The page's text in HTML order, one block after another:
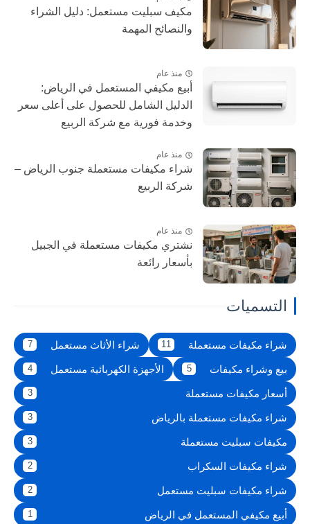
مكيف سبليت مستعمل: دليل الشراء
والنصائح المهمة
منذ عام
أبيع مكيفي المستعمل في الرياض:
الدليل الشامل للحصول على أعلى سعر
وخدمة فورية مع شركة الربيع
منذ عام
شراء مكيفات مستعملة جنوب الرياض –
شركة الربيع
منذ عام
نشتري مكيفات مستعملة في الجبيل
بأسعار رائعة
التسميات
شراء مكيفات مستعملة 11 شراء الأثاث مستعمل
بيع وشراء مكيفات الأجهزة الكهربائية مستعمل
أسعار مكيفات مستعملة
شراء مكيفات مستعملة بالرياض
مكيفات سبليت مستعملة
شراء مكيفات السكراب
شراء مكيفات سبليت مستعمل
أبيع مكيفي المستعمل في الرياض